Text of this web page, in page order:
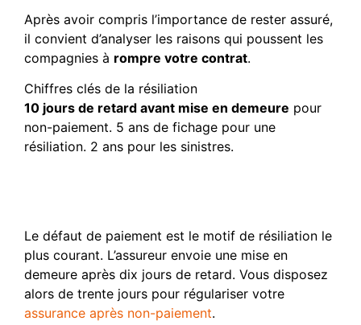
Après avoir compris l’importance de rester assuré,
il convient d’analyser les raisons qui poussent les
compagnies à rompre votre contrat.
Chiffres clés de la résiliation
10 jours de retard avant mise en demeure pour
non-paiement. 5 ans de fichage pour une
résiliation. 2 ans pour les sinistres.
Le défaut de paiement est le motif de résiliation le
plus courant. L’assureur envoie une mise en
demeure après dix jours de retard. Vous disposez
alors de trente jours pour régulariser votre
assurance après non-paiement.